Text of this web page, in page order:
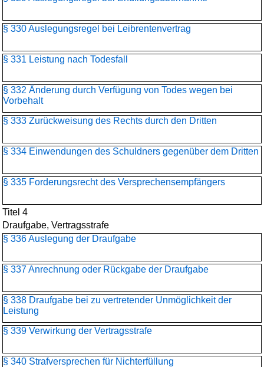
§ 330 Auslegungsregel bei Leibrentenvertrag
§ 331 Leistung nach Todesfall
§ 332 Änderung durch Verfügung von Todes wegen bei
Vorbehalt
§ 333 Zurückweisung des Rechts durch den Dritten
§ 334 Einwendungen des Schuldners gegenüber dem Dritten
§ 335 Forderungsrecht des Versprechensempfängers
Titel 4
Draufgabe, Vertragsstrafe
§ 336 Auslegung der Draufgabe
§ 337 Anrechnung oder Rückgabe der Draufgabe
§ 338 Draufgabe bei zu vertretender Unmöglichkeit der
Leistung
§ 339 Verwirkung der Vertragsstrafe
§ 340 Strafversprechen für Nichterfüllung